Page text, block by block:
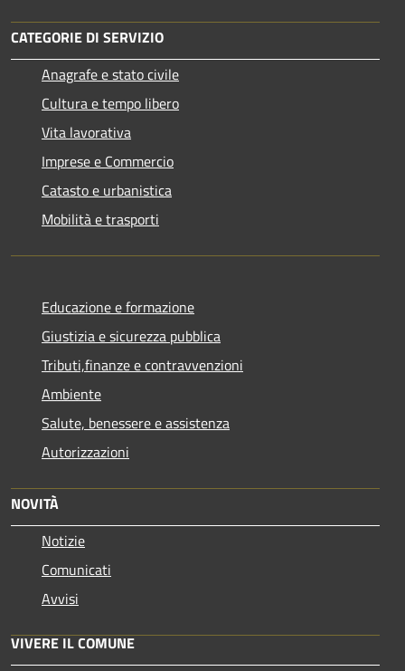
CATEGORIE DI SERVIZIO
Anagrafe e stato civile
Cultura e tempo libero
Vita lavorativa
Imprese e Commercio
Catasto e urbanistica
Mobilità e trasporti
Educazione e formazione
Giustizia e sicurezza pubblica
Tributi,finanze e contravvenzioni
Ambiente
Salute, benessere e assistenza
Autorizzazioni
NOVITÀ
Notizie
Comunicati
Avvisi
VIVERE IL COMUNE